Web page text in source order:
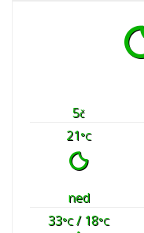
5č
21°C
ned
33°C/ 18°C